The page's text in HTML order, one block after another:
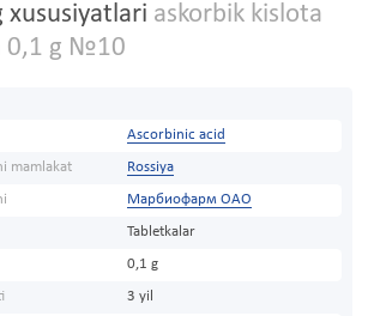
xususiyatlari askorbik kislota
0,1 g №10
Ascorbinic acid
mamlakat Rossiya
Марбиофарм ОАО
Tabletkalar
0,1 g
3 yil